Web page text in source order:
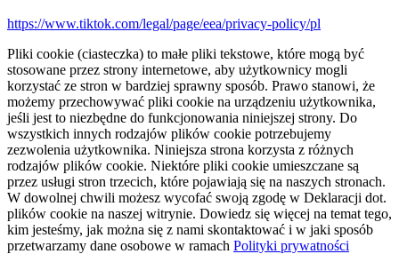
https://www.tiktok.com/legal/page/eea/privacy-policy/pl
Pliki cookie (ciasteczka) to małe pliki tekstowe, które mogą być
stosowane przez strony internetowe, aby użytkownicy mogli
korzystać ze stron w bardziej sprawny sposób. Prawo stanowi, że
możemy przechowywać pliki cookie na urządzeniu użytkownika,
jeśli jest to niezbędne do funkcjonowania niniejszej strony. Do
wszystkich innych rodzajów plików cookie potrzebujemy
zezwolenia użytkownika. Niniejsza strona korzysta z różnych
rodzajów plików cookie. Niektóre pliki cookie umieszczane są
przez usługi stron trzecich, które pojawiają się na naszych stronach.
W dowolnej chwili możesz wycofać swoją zgodę w Deklaracji dot.
plików cookie na naszej witrynie. Dowiedz się więcej na temat tego,
kim jesteśmy, jak można się z nami skontaktować i w jaki sposób
przetwarzamy dane osobowe w ramach Polityki prywatności